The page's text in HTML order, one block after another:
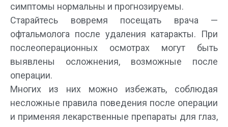
симптомы нормальны и прогнозируемы.
Старайтесь вовремя посещать врача —
офтальмолога после удаления катаракты. При
послеоперационных осмотрах могут быть
выявлены осложнения, возможные после
операции.
Многих из них можно избежать, соблюдая
несложные правила поведения после операции
и применяя лекарственные препараты для глаз,